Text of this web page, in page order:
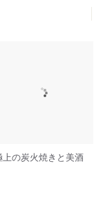
上の炭火焼きと美酒